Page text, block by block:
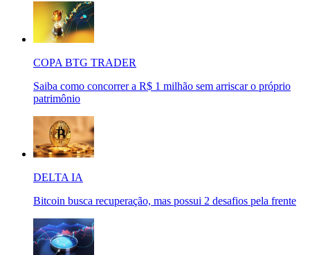
COPA BTG TRADER
Saiba como concorrer a R$ 1 milhão sem arriscar o próprio
patrimônio
DELTA IA
Bitcoin busca recuperação, mas possui 2 desafios pela frente